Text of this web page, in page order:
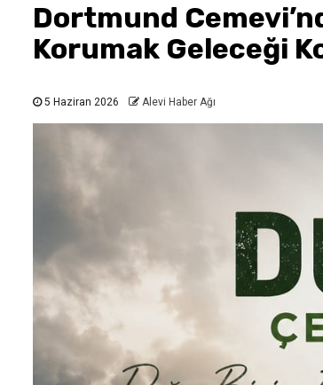
Dortmund
Korumak Geleceği
5 Haziran 2026 Alevi Haber Ağı